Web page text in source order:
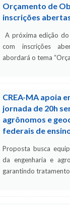
Orçamento de
inscrições
A próxima edição
com inscrições
abordará o tema
CREA-MA apoia
jornada de 20h
agrônomos e
federais de
Proposta busca
da engenharia e
garantindo